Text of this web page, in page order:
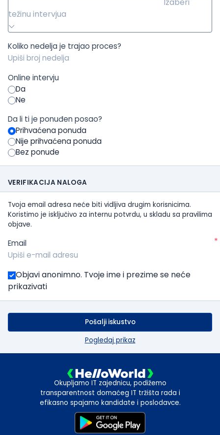
težinu intervjua
Koliko nedelja je trajao proces?
Online intervju
Da
Ne
Da li ti je ponuđen posao?
Prihvaćena ponuda
Nije prihvaćena ponuda
Bez ponude
VERIFIKACIJA NALOGA
Tvoja email adresa neće biti vidljiva drugim korisnicima.
Koristimo je isključivo za internu potvrdu, u skladu sa pravilima
objave.
Email *
Objavi anonimno. Tvoje ime i prezime se neće
prikazivati
Pošalji iskustvo
Pogledaj prikaz
Okupljamo IT zajednicu, podižemo
transparentnost domaćeg IT tržišta rada i
efikasno spajamo kandidate i poslodavce.